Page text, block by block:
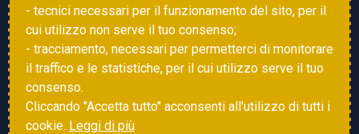
Associazione Sammarinese Arbitri
Vota gol e parata
- tecnici necessari per il funzionamento del sito, per il
cui utilizzo non serve il tuo consenso;
- tracciamento, necessari per permetterci di monitorare
il traffico e le statistiche, per il cui utilizzo serve il tuo
consenso.
Cliccando "Accetta tutto" acconsenti all'utilizzo di tutti i
cookie. Leggi di più